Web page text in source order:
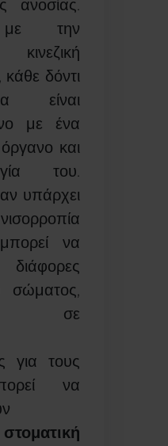
ανοσίας.
την
κινεζική
κάθε δόντι
είναι
με ένα
και
του.
υπάρχει
να
σώματος,
σε
για τους
να